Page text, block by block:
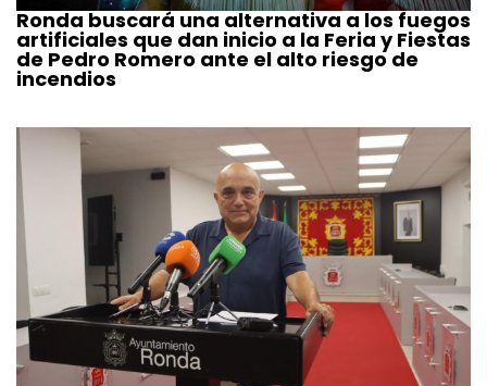
Ronda buscará una alternativa a los fuegos
artificiales que dan inicio a la Feria y Fiestas
de Pedro Romero ante el alto riesgo de
incendios